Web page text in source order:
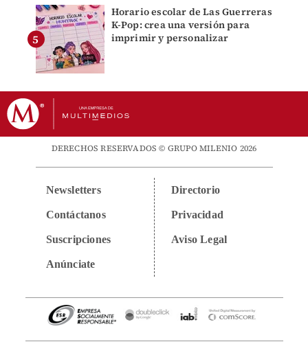
Horario escolar de Las Guerreras
K-Pop: crea una versión para
imprimir y personalizar
DERECHOS RESERVADOS © GRUPO MILENIO 2026
Newsletters
Contáctanos
Suscripciones
Anúnciate
Directorio
Privacidad
Aviso Legal